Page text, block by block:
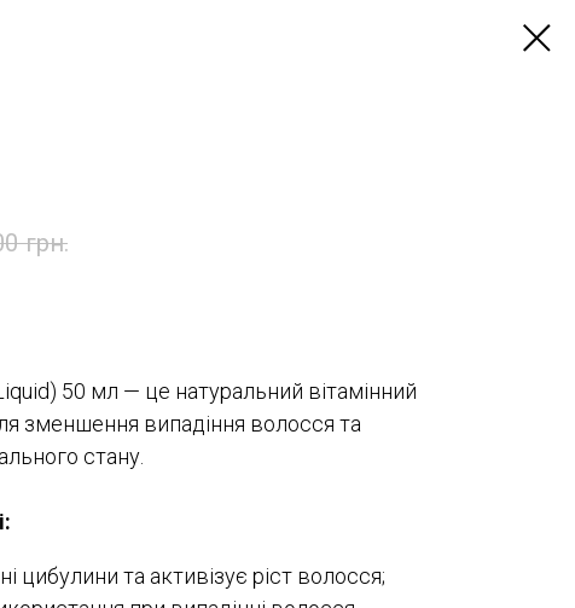
грн.
50 мл — це натуральний вітамінний
зменшення випадіння волосся та
стану.
цибулини та активізує ріст волосся;